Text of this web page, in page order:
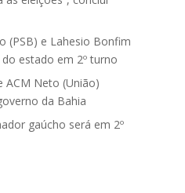
(PSB) e Lahesio Bonfim
estado em 2º turno
ACM Neto (União)
da Bahia
gaúcho será em 2º